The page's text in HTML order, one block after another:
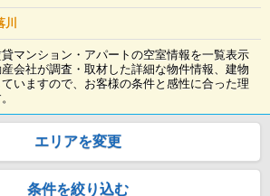
マンション・アパートの空室情報を一覧表示
会社が調査・取材した詳細な物件情報、建物
いますので、お客様の条件と感性に合った理
エリアを変更
条件を絞り込む